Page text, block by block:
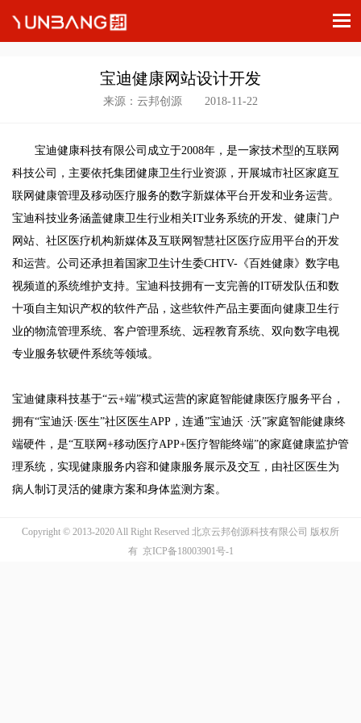
宝迪健康网站设计开发
来源：云邦创源 2018-11-22
宝迪健康科技有限公司成立于2008年，是一家技术型的互联网
科技公司，主要依托集团健康卫生行业资源，开展城市社区家庭互
联网健康管理及移动医疗服务的数字新媒体平台开发和业务运营。
宝迪科技业务涵盖健康卫生行业相关IT业务系统的开发、健康门户
网站、社区医疗机构新媒体及互联网智慧社区医疗应用平台的开发
和运营。公司还承担着国家卫生计生委CHTV-《百姓健康》数字电
视频道的系统维护支持。宝迪科技拥有一支完善的IT研发队伍和数
十项自主知识产权的软件产品，这些软件产品主要面向健康卫生行
业的物流管理系统、客户管理系统、远程教育系统、双向数字电视
专业服务软硬件系统等领域。
宝迪健康科技基于“云+端”模式运营的家庭智能健康医疗服务平台，
拥有“宝迪沃·医生”社区医生APP，连通”宝迪沃 ·沃”家庭智能健康终
端硬件，是“互联网+移动医疗APP+医疗智能终端”的家庭健康监护管
理系统，实现健康服务内容和健康服务展示及交互，由社区医生为
病人制订灵活的健康方案和身体监测方案。
Copyright © 2013-2020 All Right Reserved 北京云邦创源科技有限公司 版权所
有 京ICP备18003901号-1